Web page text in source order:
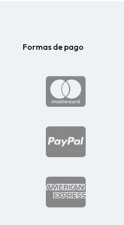
Formas de pago


